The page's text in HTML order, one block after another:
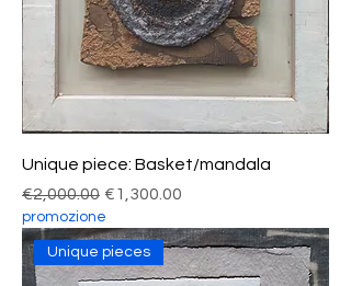
Unique piece: Basket/mandala
Regular Price
€2,000.00 Sale Price
€1,300.00
promozione
Unique pieces